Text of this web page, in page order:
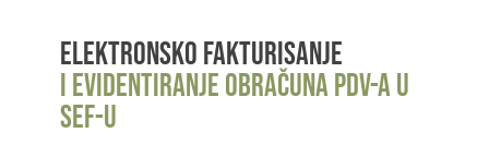
Elektronsko fakturisanje
i evidentiranje obračuna PDV-a u
SEF-u